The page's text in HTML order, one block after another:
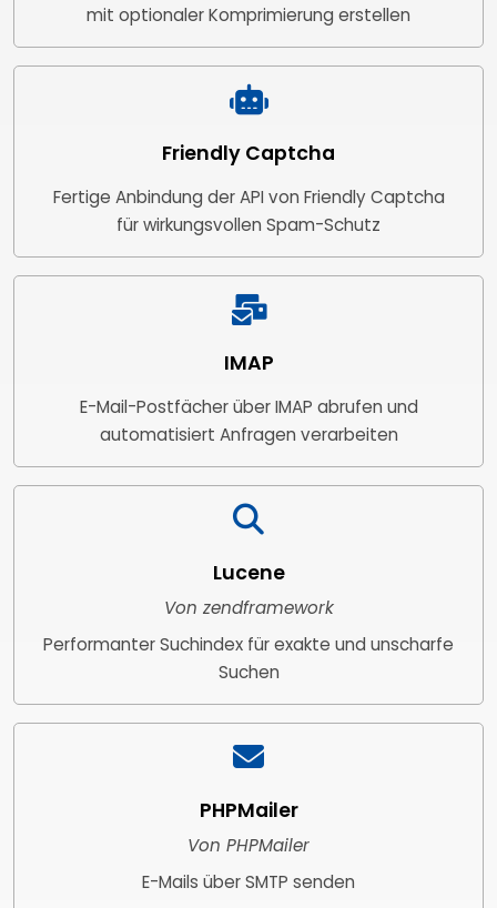
mit optionaler Komprimierung erstellen
Friendly Captcha
Fertige Anbindung der API von Friendly Captcha
für wirkungsvollen Spam-Schutz
IMAP
E-Mail-Postfächer über IMAP abrufen und
automatisiert Anfragen verarbeiten
Lucene
Von zendframework
Performanter Suchindex für exakte und unscharfe
Suchen
PHPMailer
Von PHPMailer
E-Mails über SMTP senden